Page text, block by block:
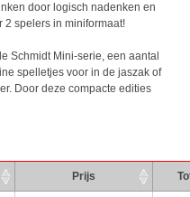
door logisch nadenken en
2 spelers in miniformaat!
Schmidt Mini-serie, een aantal
spelletjes voor in de jaszak of
Door deze compacte edities
Prijs